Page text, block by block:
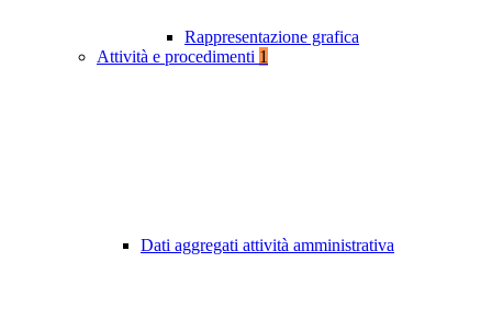
Rappresentazione grafica
Attività e procedimenti 1
Dati aggregati attività amministrativa